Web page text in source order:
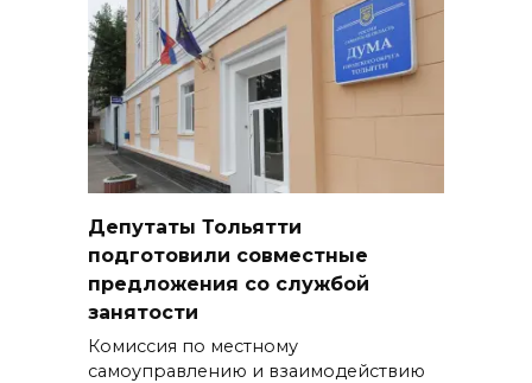
Депутаты Тольятти
подготовили совместные
предложения со службой
занятости
Комиссия по местному
самоуправлению и взаимодействию